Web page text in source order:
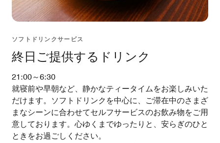
ソフトドリンクサービス
終日ご提供するドリンク
21:00～6:30
就寝前や早朝など、静かなティータイムをお楽しみいた
だけます。ソフトドリンクを中心に、ご滞在中のさまざ
まなシーンに合わせてセルフサービスのお飲み物をご用
意しております。心ゆくまでゆったりと、安らぎのひと
ときをお過ごしください。